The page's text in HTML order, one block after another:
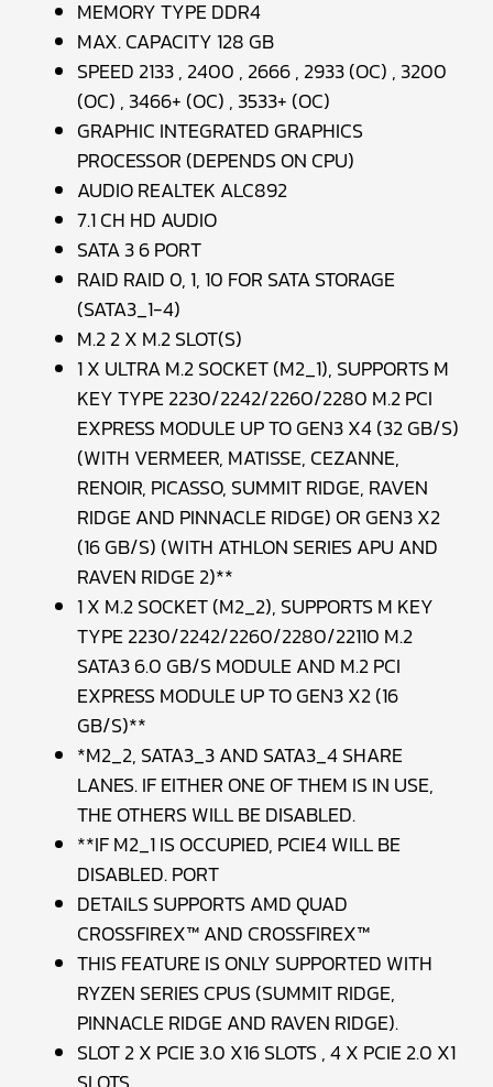
MEMORY TYPE DDR4
MAX. CAPACITY 128 GB
SPEED 2133 , 2400 , 2666 , 2933 (OC) , 3200
(OC) , 3466+ (OC) , 3533+ (OC)
GRAPHIC INTEGRATED GRAPHICS
PROCESSOR (DEPENDS ON CPU)
AUDIO REALTEK ALC892
7.1 CH HD AUDIO
SATA 3 6 PORT
RAID RAID 0, 1, 10 FOR SATA STORAGE
(SATA3_1-4)
M.2 2 X M.2 SLOT(S)
1 X ULTRA M.2 SOCKET (M2_1), SUPPORTS M
KEY TYPE 2230/2242/2260/2280 M.2 PCI
EXPRESS MODULE UP TO GEN3 X4 (32 GB/S)
(WITH VERMEER, MATISSE, CEZANNE,
RENOIR, PICASSO, SUMMIT RIDGE, RAVEN
RIDGE AND PINNACLE RIDGE) OR GEN3 X2
(16 GB/S) (WITH ATHLON SERIES APU AND
RAVEN RIDGE 2)**
1 X M.2 SOCKET (M2_2), SUPPORTS M KEY
TYPE 2230/2242/2260/2280/22110 M.2
SATA3 6.0 GB/S MODULE AND M.2 PCI
EXPRESS MODULE UP TO GEN3 X2 (16
GB/S)**
*M2_2, SATA3_3 AND SATA3_4 SHARE
LANES. IF EITHER ONE OF THEM IS IN USE,
THE OTHERS WILL BE DISABLED.
**IF M2_1 IS OCCUPIED, PCIE4 WILL BE
DISABLED. PORT
DETAILS SUPPORTS AMD QUAD
CROSSFIREX™ AND CROSSFIREX™
THIS FEATURE IS ONLY SUPPORTED WITH
RYZEN SERIES CPUS (SUMMIT RIDGE,
PINNACLE RIDGE AND RAVEN RIDGE).
SLOT 2 X PCIE 3.0 X16 SLOTS , 4 X PCIE 2.0 X1